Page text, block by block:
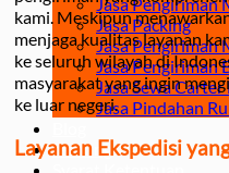
Jasa Packing
Jasa Pengiriman
Jasa Pengiriman
Jasa Sewa
Jasa Pindahan
Tentang
kami. Meskipun
menjaga kualitas layanan
ke seluruh wilayah di
masyarakat yang ingin
ke luar negeri.
Layanan Ekspedisi